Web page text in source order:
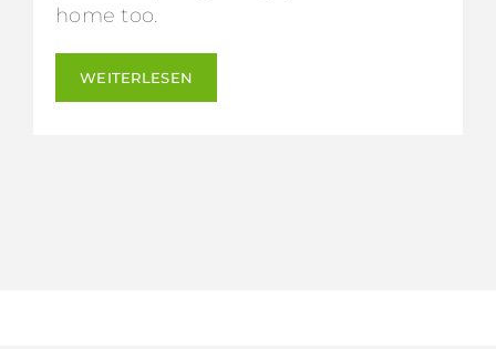
home too.
WEITERLESEN